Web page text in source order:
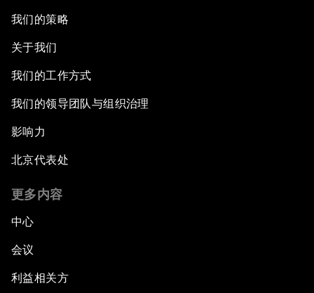
我们的策略
关于我们
我们的工作方式
我们的领导团队与组织治理
影响力
北京代表处
更多内容
中心
会议
利益相关方